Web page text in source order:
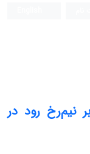
نیم‌رخ رود در